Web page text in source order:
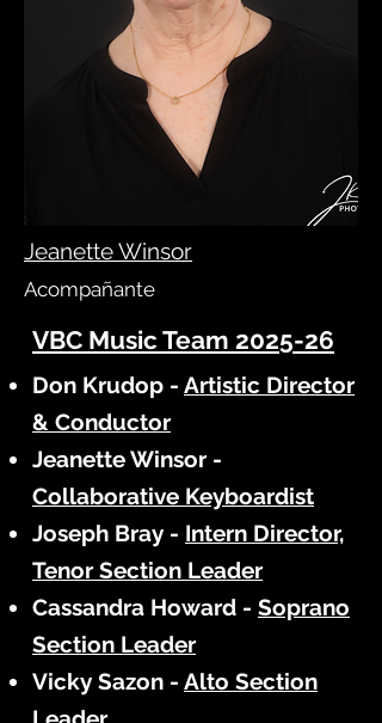
Jeanette Winsor
Acompañante
VBC Music Team 2025-26
Don Krudop - Artistic Director
& Conductor
Jeanette Winsor -
Collaborative Keyboardist
Joseph Bray - Intern Director,
Tenor Section Leader
Cassandra Howard - Soprano
Section Leader
Vicky Sazon - Alto Section